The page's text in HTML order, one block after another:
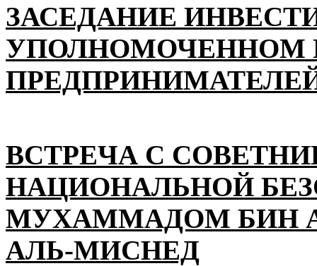
ЗАСЕДАНИЕ
УПОЛНОМОЧЕННОМ
ВСТРЕЧА С
НАЦИОНАЛЬНОЙ
МУХАММАДОМ БИН
АЛЬ-МИСНЕД